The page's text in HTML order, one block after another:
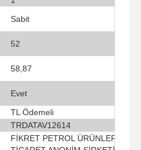
Sabit
52
58,87
Evet
TL Ödemeli
TRDATAV12614
FİKRET PETROL ÜRÜNLERİ